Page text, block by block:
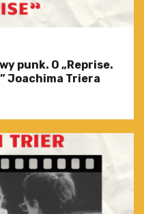
punk. O „Reprise.
Joachima Triera